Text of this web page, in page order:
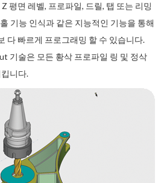
평면 레벨, 프로파일, 드릴, 탭 또는 리밍
기능 인식과 같은 지능적인 기능을 통해
다 빠르게 프로그래밍 할 수 있습니다.
기술은 모든 황삭 프로파일 링 및 정삭
니다.